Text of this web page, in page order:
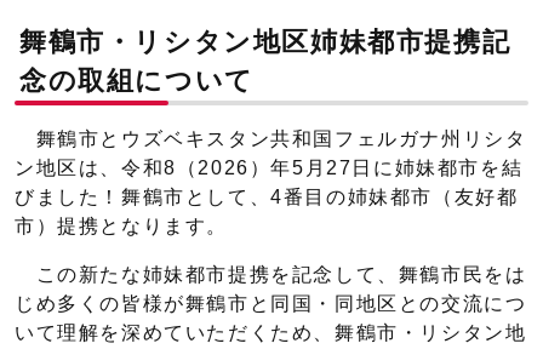
舞鶴市・リシタン地区姉妹都市提携記
念の取組について
舞鶴市とウズベキスタン共和国フェルガナ州リシタ
ン地区は、令和8（2026）年5月27日に姉妹都市を結
びました！舞鶴市として、4番目の姉妹都市（友好都
市）提携となります。
この新たな姉妹都市提携を記念して、舞鶴市民をは
じめ多くの皆様が舞鶴市と同国・同地区との交流につ
いて理解を深めていただくため、舞鶴市・リシタン地